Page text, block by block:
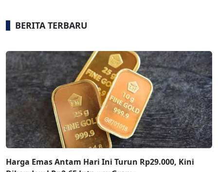
BERITA TERBARU
Harga Emas Antam Hari Ini Turun Rp29.000, Kini